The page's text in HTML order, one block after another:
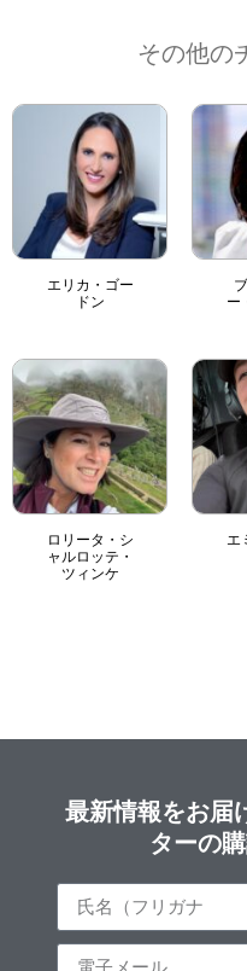
その他の
エリカ・ゴー
ドン
ー
ロリータ・シ
ャルロッテ・
ツィンケ
エ
最新情報をお届
ターの